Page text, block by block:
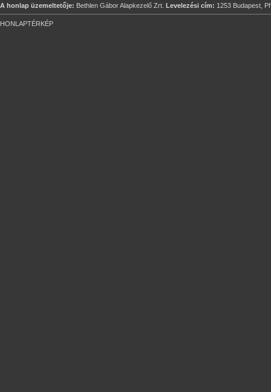
A honlap üzemeltetője: Bethlen Gábor Alapkezelő Zrt. Levelezési cím: 1253 Budapest,
HONLAPTÉRKÉP